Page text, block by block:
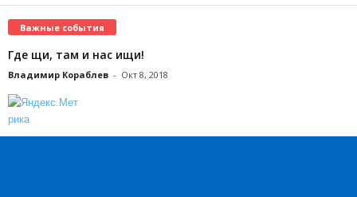
Важные события
Где щи, там и нас ищи!
Владимир Кораблев - Окт 8, 2018